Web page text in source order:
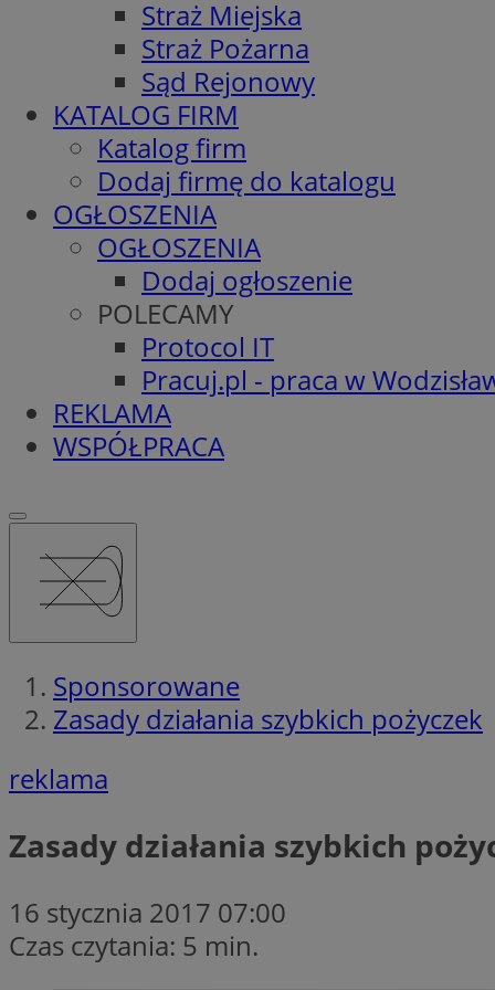
Straż Miejska
Straż Pożarna
Sąd Rejonowy
KATALOG FIRM
Katalog firm
Dodaj firmę do katalogu
OGŁOSZENIA
OGŁOSZENIA
Dodaj ogłoszenie
POLECAMY
Protocol IT
Pracuj.pl - praca w
REKLAMA
WSPÓŁPRACA
Sponsorowane
Zasady działania szybkich pożyczek
reklama
Zasady działania szybkich
16 stycznia 2017 07:00
Czas czytania: 5 min.